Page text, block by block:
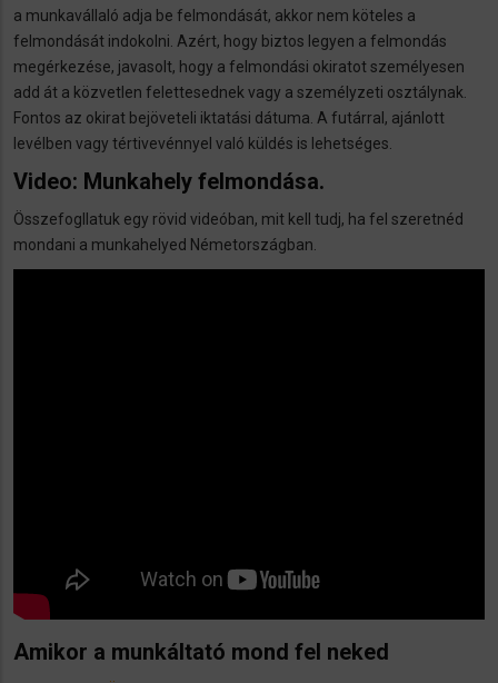
a munkavállaló adja be felmondását, akkor nem köteles a
felmondását indokolni. Azért, hogy biztos legyen a felmondás
megérkezése, javasolt, hogy a felmondási okiratot személyesen
add át a közvetlen felettesednek vagy a személyzeti osztálynak.
Fontos az okirat bejöveteli iktatási dátuma. A futárral, ajánlott
levélben vagy tértivevénnyel való küldés is lehetséges.
Video: Munkahely felmondása.
Összefogllatuk egy rövid videóban, mit kell tudj, ha fel szeretnéd
mondani a munkahelyed Németországban.
Amikor a munkáltató mond fel neked